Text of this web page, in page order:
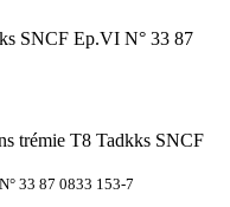
SNCF Ep.VI N° 33 87
trémie T8 Tadkks SNCF
33 87 0833 153-7